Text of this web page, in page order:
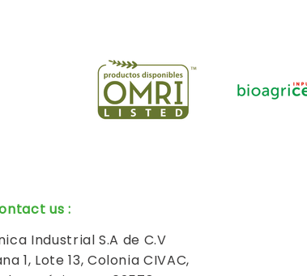
us :
Industrial S.A de C.V
1, Lote 13, Colonia CIVAC,